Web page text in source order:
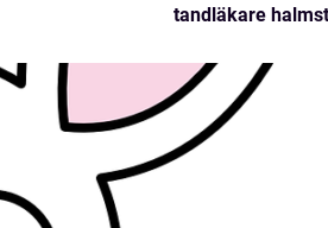
tandläkare